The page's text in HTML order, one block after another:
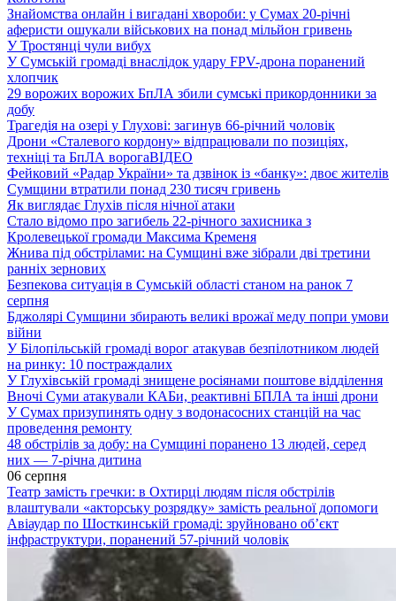
Знайомства онлайн і вигадані хвороби: у Сумах 20-річні
аферисти ошукали військових на понад мільйон гривень
У Тростянці чули вибух
У Сумській громаді внаслідок удару FPV-дрона поранений
хлопчик
29 ворожих ворожих БпЛА збили сумські прикордонники за
добу
Трагедія на озері у Глухові: загинув 66-річний чоловік
Дрони «Сталевого кордону» відпрацювали по позиціях,
техніці та БпЛА ворогаВІДЕО
Фейковий «Радар України» та дзвінок із «банку»: двоє жителів
Сумщини втратили понад 230 тисяч гривень
Як виглядає Глухів після нічної атаки
Стало відомо про загибель 22-річного захисника з
Кролевецької громади Максима Кременя
Жнива під обстрілами: на Сумщині вже зібрали дві третини
ранніх зернових
Безпекова ситуація в Сумській області станом на ранок 7
серпня
Бджолярі Сумщини збирають великі врожаї меду попри умови
війни
У Білопільській громаді ворог атакував безпілотником людей
на ринку: 10 постраждалих
У Глухівській громаді знищене росіянами поштове відділення
Вночі Суми атакували КАБи, реактивні БПЛА та інші дрони
У Сумах призупинять одну з водонасосних станцій на час
проведення ремонту
48 обстрілів за добу: на Сумщині поранено 13 людей, серед
них — 7-річна дитина
06 серпня
Театр замість гречки: в Охтирці людям після обстрілів
влаштували «акторську розрядку» замість реальної допомоги
Авіаудар по Шосткинській громаді: зруйновано об’єкт
інфраструктури, поранений 57-річний чоловік